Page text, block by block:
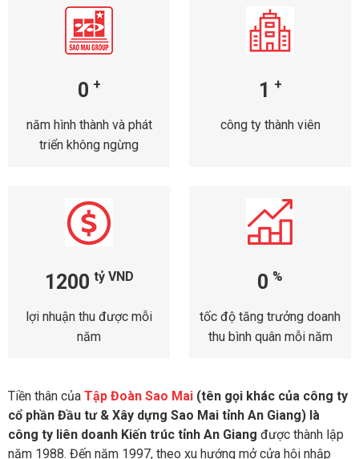
0 +
năm hình thành và phát
triển không ngừng
1 +
công ty thành viên
1200 tỷ VND
lợi nhuận thu được mỗi
năm
0 %
tốc độ tăng trưởng doanh
thu bình quân mỗi năm
Tiền thân của Tập Đoàn Sao Mai (tên gọi khác của công ty
cổ phần Đầu tư & Xây dựng Sao Mai tỉnh An Giang) là
công ty liên doanh Kiến trúc tỉnh An Giang được thành lập
năm 1988. Đến năm 1997, theo xu hướng mở cửa hội nhập